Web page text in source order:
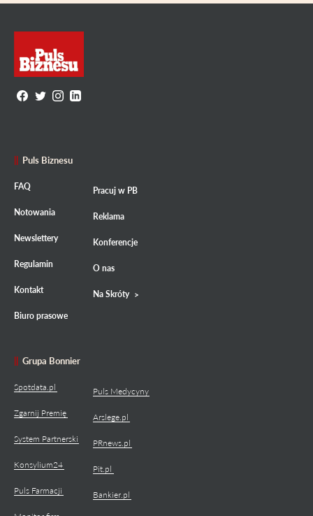
Puls Biznesu
FAQ
Notowania
Newslettery
Regulamin
Kontakt
Biuro prasowe
Pracuj w PB
Reklama
Konferencje
O nas
Na Skróty
Grupa Bonnier
Spotdata.pl
Zgarnij Premię
System Partnerski
Konsylium24
Puls Farmacji
Puls Medycyny
Arslege.pl
PRnews.pl
Pit.pl
Bankier.pl